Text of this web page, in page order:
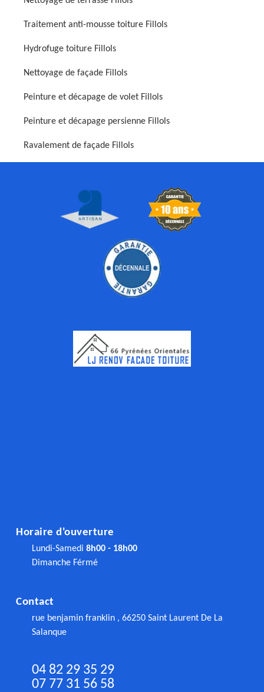
Traitement anti-mousse toiture Fillols
Hydrofuge toiture Fillols
Nettoyage de façade Fillols
Peinture et décapage de volet Fillols
Peinture et décapage persienne Fillols
Ravalement de façade Fillols
Horaire d'ouverture
Lundi-Samedi 8h00 - 18h00
Dimanche Férmé
Contact
rue benjamin franklin , 66250 Saint Laurent De La
Salanque
04 82 29 35 29
07 77 31 56 58